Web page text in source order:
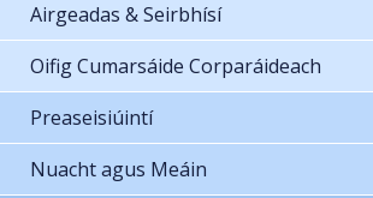
Airgeadas & Seirbhísí
Oifig Cumarsáide Corparáideach
Preaseisiúintí
Nuacht agus Meáin